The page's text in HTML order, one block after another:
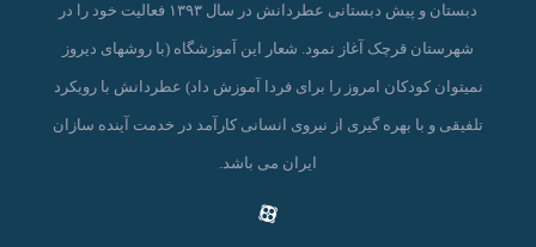
دبستان و پیش دبستانی عطردانش در سال ۱۳۹۳ فعالیت خود را در
شهرستان قرچک آغاز نمود. شعار این آموزشگاه (با روشهای دیروز
نمیتوان کودکان امروز را برای فردا آموزش داد) عطردانش با رویکرد
تلفیقی و با بهره گیری از نیروی انسانی کارآمد در خدمت آینده سازان
ایران می باشد.